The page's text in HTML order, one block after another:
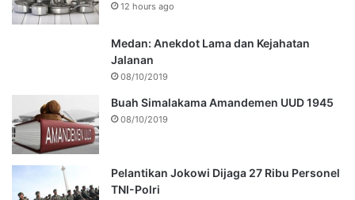
12 hours ago
Medan: Anekdot Lama dan Kejahatan
Jalanan
08/10/2019
Buah Simalakama Amandemen UUD 1945
08/10/2019
Pelantikan Jokowi Dijaga 27 Ribu Personel
TNI-Polri